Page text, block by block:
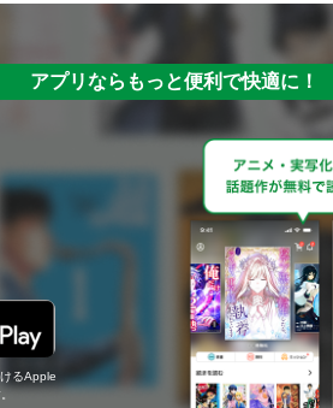
アプリならもっと便利で快適に！
るApple